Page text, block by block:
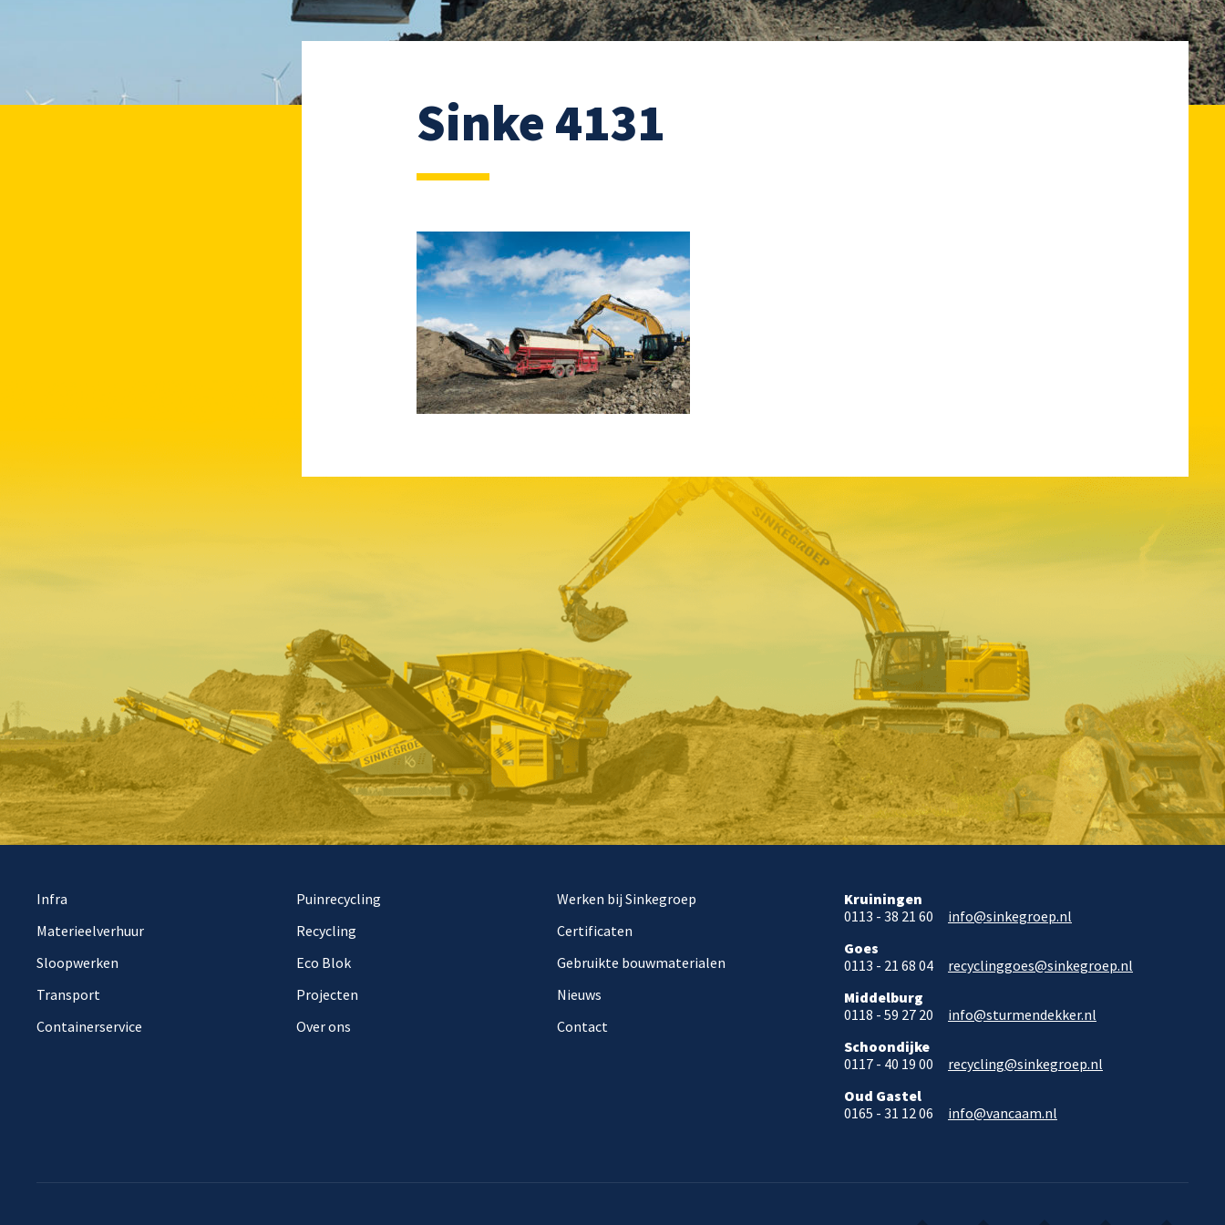
Sinke 4131
Infra
Materieelverhuur
Sloopwerken
Transport
Containerservice
Puinrecycling
Recycling
Eco Blok
Projecten
Over ons
Werken bij Sinkegroep
Certificaten
Gebruikte bouwmaterialen
Nieuws
Contact
Kruiningen
0113 - 38 21 60
info@sinkegroep.nl
Goes
0113 - 21 68 04
recyclinggoes@sinkegroep.nl
Middelburg
0118 - 59 27 20
info@sturmendekker.nl
Schoondijke
0117 - 40 19 00
recycling@sinkegroep.nl
Oud Gastel
0165 - 31 12 06
info@vancaam.nl